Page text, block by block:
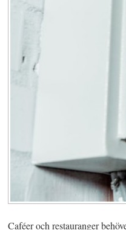
Caféer och restauranger